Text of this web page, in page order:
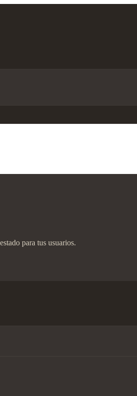
para tus usuarios.